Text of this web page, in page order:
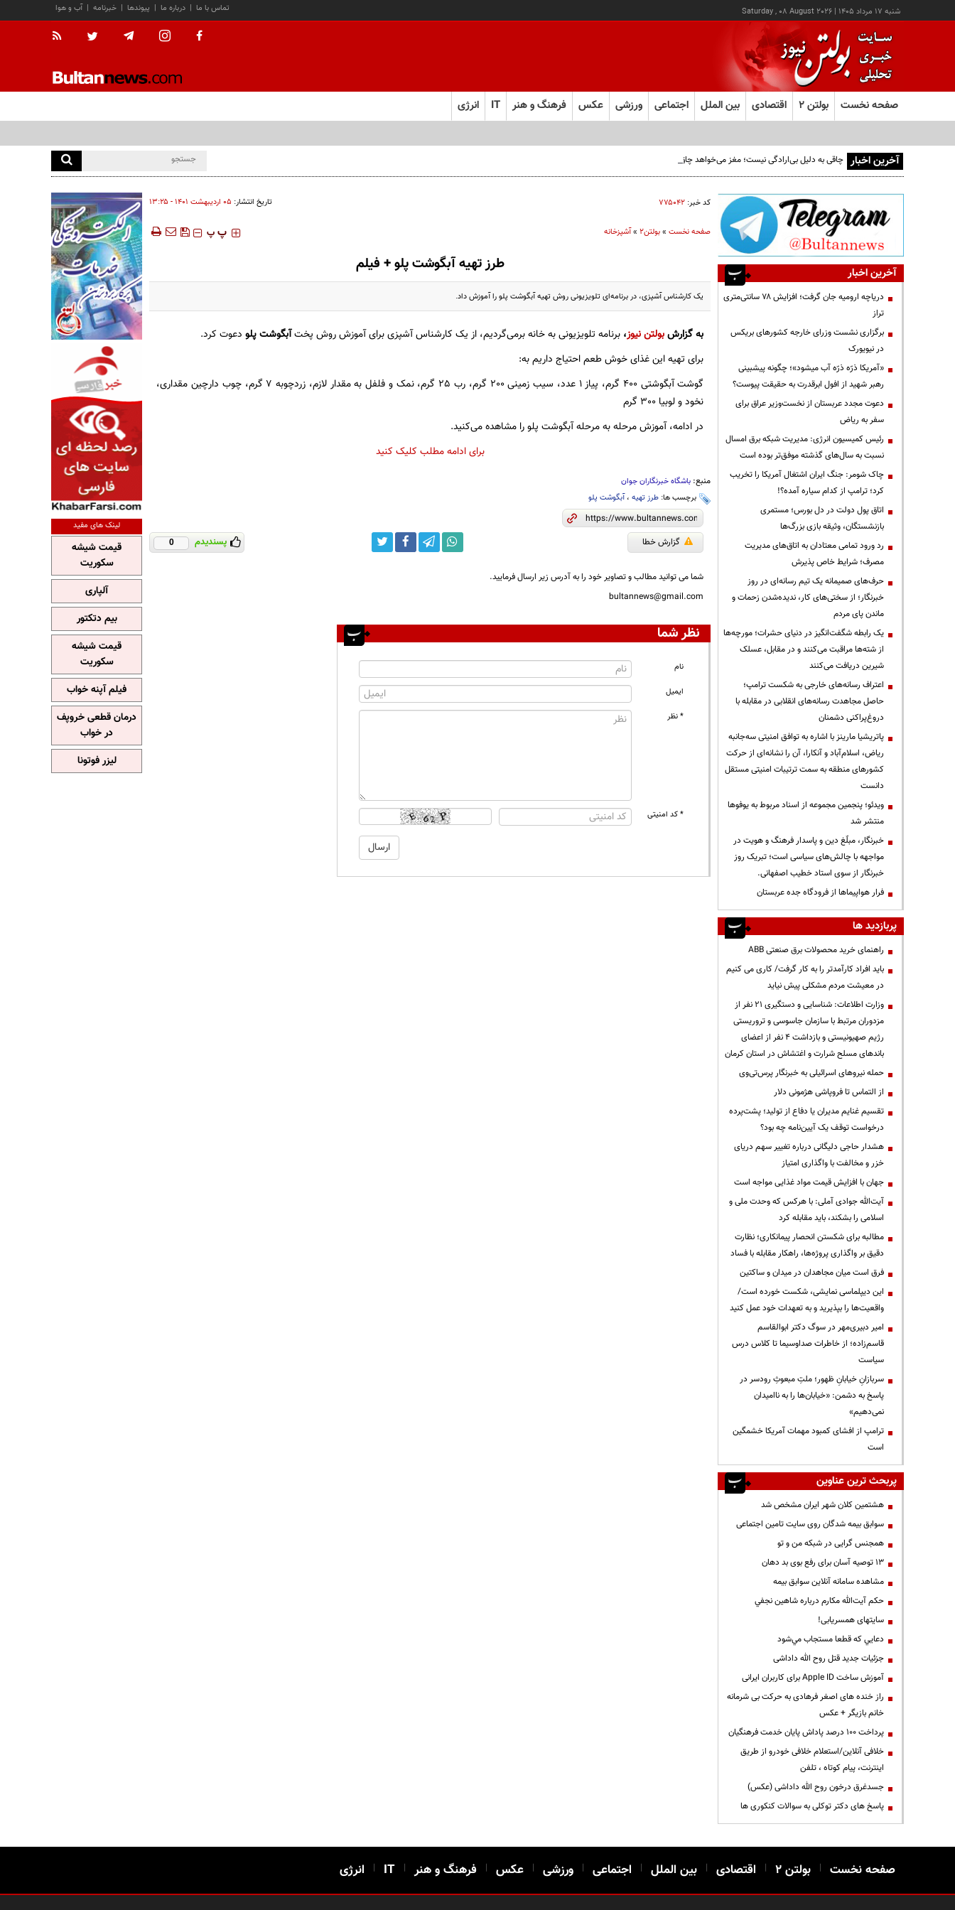
شنبه ۱۷ مرداد ۱۴۰۵ |
Saturday , 08 August 2026 آب و هوا | خبرنامه | پیوندها | درباره ما | تماس با ما
صفحه نخست بولتن ۲ اقتصادی بین الملل اجتماعی ورزشی عکس فرهنگ و هنر IT انرژی
آخرین اخبار چاقی به دلیل بی‌ارادگی نیست؛ مغز می‌خواهد چاق بمانیم!
کد خبر: ۷۷۵۰۴۲ تاریخ انتشار: ۰۵ ارديبهشت ۱۴۰۱ - ۱۳:۲۵
صفحه نخست»بولتن2 »آشپزخانه ‍‍‍ پ پ
طرز تهیه آبگوشت پلو + فیلم
یک کارشناس آشپزی، در برنامه‌ای تلویزیونی روش تهیه آبگوشت پلو را آموزش داد.
به گزارشبولتن نیوز، برنامه تلویزیونی به خانه برمی‌گردیم، از یک کارشناس آشپزی برای آموزش روش پختآبگوشت پلودعوت کرد.
برای تهیه این غذای خوش طعم احتیاج داریم به:
گوشت آبگوشتی 400 گرم، پیاز 1 عدد، سیب زمینی 200 گرم، رب 25 گرم، نمک و فلفل به مقدار لازم، زردچوبه 7 گرم، چوب دارچین مقداری،
نخود و لوبیا 300 گرم
در ادامه، آموزش مرحله به مرحله آبگوشت پلو را مشاهده می‌کنید.
برای ادامه مطلب کلیک کنید
منبع: باشگاه خبرنگاران جوان
برچسب ها: طرز تهیه،آبگوشت پلو
گزارش خطا پسندیدم 0
شما می توانید مطالب و تصاویر خود را به آدرس زیر ارسال فرمایید.
bultannews@gmail.com
نظر شما
نام
ایمیل
* نظر
* کد امنیتی
آخرین اخبار
دریاچه ارومیه جان گرفت؛ افزایش ۷۸ سانتی‌متری
تراز
برگزاری نشست وزرای خارجه کشورهای بریکس
در نیویورک
«آمریکا ذرّه ذرّه آب میشود»؛ چگونه پیشبینی
رهبر شهید از افول ابرقدرت به حقیقت پیوست؟
دعوت مجدد عربستان از نخست‌وزیر عراق برای
سفر به ریاض
رئیس کمیسیون انرژی: مدیریت شبکه برق امسال
نسبت به سال‌های گذشته موفق‌تر بوده است
چاک شومر: جنگ ایران اشتغال آمریکا را تخریب
کرد؛ ترامپ از کدام سیاره آمده؟!
اتاق پول دولت در دل بورس؛ مستمری
بازنشستگان، وثیقه بازی بزرگ‌ها
رد ورود تمامی معتادان به اتاق‌های مدیریت
مصرف؛ شرایط خاص پذیرش
حرف‌های صمیمانه یک تیم رسانه‌ای در روز
خبرنگار؛ از سختی‌های کار، ندیده‌شدن زحمات و
ماندن پای مردم
یک رابطه شگفت‌انگیز در دنیای حشرات؛ مورچه‌ها
از شته‌ها مراقبت می‌کنند و در مقابل، عسلک
شیرین دریافت می‌کنند
اعتراف رسانه‌های خارجی به شکست ترامپ؛
حاصل مجاهدت رسانه‌های انقلابی در مقابله با
دروغ‌پراکنی دشمنان
پاتریشیا مارینز با اشاره به توافق امنیتی سه‌جانبه
ریاض، اسلام‌آباد و آنکارا، آن را نشانه‌ای از حرکت
کشورهای منطقه به سمت ترتیبات امنیتی مستقل
دانست
ویدئو؛ پنجمین مجموعه از اسناد مربوط به یوفوها
منتشر شد
خبرنگار، مبلّغ دین و پاسدار فرهنگ و هویت در
مواجهه با چالش‌های سیاسی است؛ تبریک روز
خبرنگار از سوی استاد خطیب اصفهانی.
فرار هواپیماها از فرودگاه جده عربستان
پربازدید ها
راهنمای خرید محصولات برق صنعتی ABB
باید افراد کارآمدتر را به کار گرفت/ کاری می کنیم
در معیشت مردم مشکلی پیش نیاید
وزارت اطلاعات: شناسایی و دستگیری ۲۱ نفر از
مزدوران مرتبط با سازمان جاسوسی و تروریستی
رژیم صهیونیستی و بازداشت ۴ نفر از اعضای
باندهای مسلح شرارت و اغتشاش در استان کرمان
حمله نیروهای اسرائیلی به خبرنگار پرس‌تی‌وی
از التماس تا فروپاشی هژمونی دلار
تقسیم غنایم مدیران یا دفاع از تولید؛ پشت‌پرده
درخواست توقف یک آیین‌نامه چه بود؟
هشدار حاجی دلیگانی درباره تغییر سهم دریای
خزر و مخالفت با واگذاری امتیاز
جهان با افزایش قیمت مواد غذایی مواجه است
آیت‌الله جوادی آملی: با هرکس که وحدت ملی و
اسلامی را بشکند، باید مقابله کرد
مطالبه برای شکستن انحصار پیمانکاری؛ نظارت
دقیق بر واگذاری پروژه‌ها، راهکار مقابله با فساد
فرق است میان مجاهدان در میدان و ساکتین
این دیپلماسی نمایشی، شکست خورده است/
واقعیت‌ها را بپذیرید و به تعهدات خود عمل کنید
امیر دبیری‌مهر در سوگ دکتر ابوالقاسم
قاسم‌زاده؛ از خاطرات صداوسیما تا کلاس درس
سیاست
سربازانِ خیابانِ ظهور؛ ملتِ مبعوثِ رودسر در
پاسخ به دشمن: «خیابان‌ها را به ناامیدان
نمی‌دهیم»
ترامپ از افشای کمبود مهمات آمریکا خشمگین
است
پربحث ترین عناوین
هشتمین کلان شهر ایران مشخص شد
سوابق بیمه شدگان روی سایت تامین اجتماعی
همجنس گرایی در شبکه من و تو
13 توصیه آسان برای رفع بوی بد دهان
مشاهده سامانه آنلاين سوابق بیمه
حكم آيت‌الله مكارم درباره شاهين نجفي
سایتهای همسریابی!
دعايي كه قطعا مستجاب مي‌شود
جزئیات جدید قتل روح الله داداشی
آموزش ساخت Apple ID برای کاربران ایرانی
راز خنده های اصغر فرهادی به حرکت بی شرمانه
خانم بازیگر + عکس
پرداخت ۱۰۰ درصد پاداش پایان خدمت فرهنگیان
خلافی آنلاین/استعلام خلافی خودرو از طریق
اینترنت، پیام کوتاه ، تلفن
جسدغرق درخون روح الله داداشی (عکس)
پاسخ های دکتر توکلی به سوالات کنکوری ها
لینک های مفید
قیمت شیشه
سکوریت
آلپاری
بیم دتکتور
قیمت شیشه
سکوریت
فیلم آپنه خواب
درمان قطعی خروپف
در خواب
لیزر فوتونا
صفحه نخست | بولتن ۲ | اقتصادی | بین الملل | اجتماعی | ورزشی | عکس | فرهنگ و هنر |
IT
| انرژی